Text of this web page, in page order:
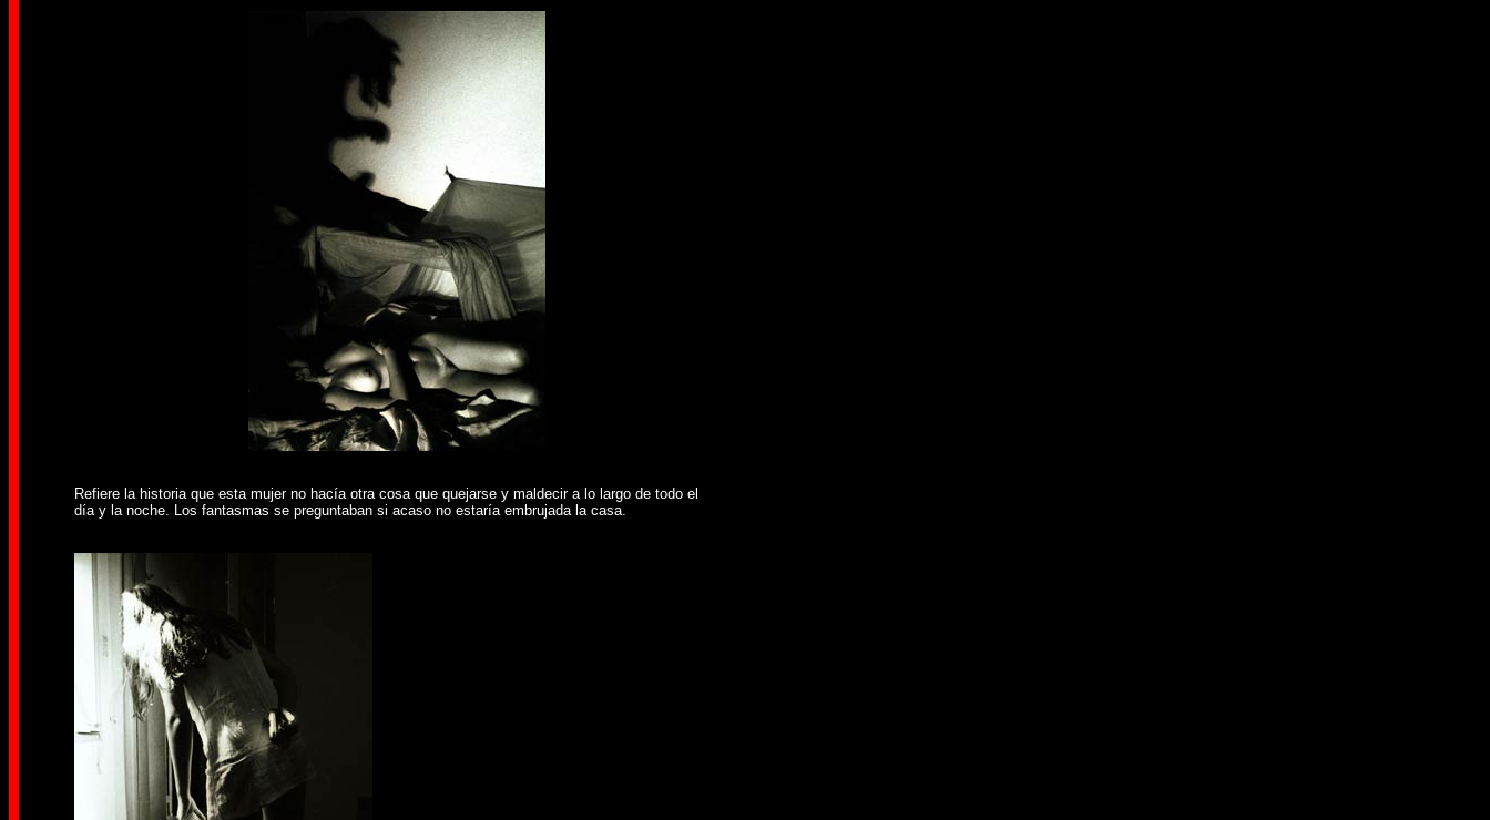
Refiere la historia que esta mujer no hacía otra cosa que quejarse y maldecir a lo largo de todo el
día y la noche. Los fantasmas se preguntaban si acaso no estaría embrujada la casa.